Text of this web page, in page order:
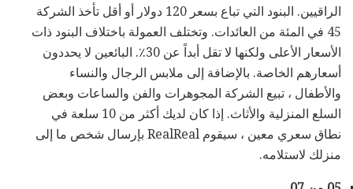
الراقيين. البنود التي تباع بسعر 120 دولار أو أقل تأخذ الشركة
45 في المئة من العائدات. وتختلف العمولة باختلاف البنود ذات
الأسعار الأعلى ولكنها لا تقل أبداً عن 30٪. البائعين لا يحددون
أسعارهم الخاصة. بالإضافة إلى ملابس الرجال والنساء
والأطفال ، تبيع الشركة المجوهرات والفن والساعات وبعض
السلع المنزلية والأثاث. إذا كان لديك أكثر من 10 سلعة في
نطاق سعري معين ، سيقوم RealReal بإرسال شخص ما إلى
منزلك لاستلامه.